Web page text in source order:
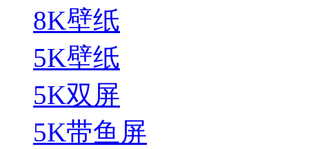
8K壁纸
5K壁纸
5K双屏
5K带鱼屏